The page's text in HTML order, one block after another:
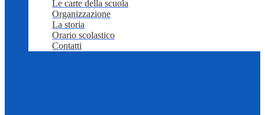
Le carte della scuola
Organizzazione
La storia
Orario scolastico
Contatti